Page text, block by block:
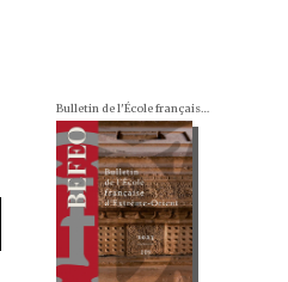
Bulletin de l'École française d'Extrême-Orient (BEFEO)